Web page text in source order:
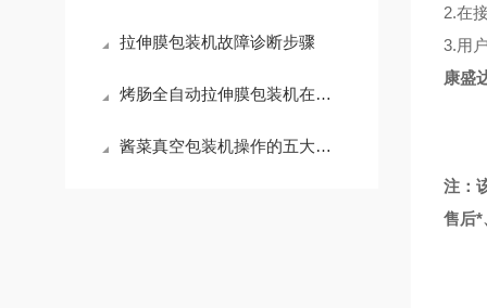
拉伸膜包装机故障诊断步骤
烤肠全自动拉伸膜包装机在餐饮业的应用
酱菜真空包装机操作的五大原则
2.在
3.用
康盛
注：
售后*